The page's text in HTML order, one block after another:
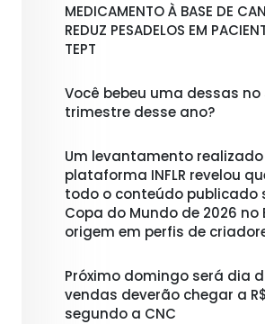
MEDICAMENTO À BASE DE
REDUZ PESADELOS EM
TEPT
Você bebeu uma dessas
trimestre desse ano?
Um levantamento
plataforma INFLR revelou
todo o conteúdo publicado
Copa do Mundo de 2026 no
origem em perfis de
Próximo domingo será dia
vendas deverão chegar a
segundo a CNC